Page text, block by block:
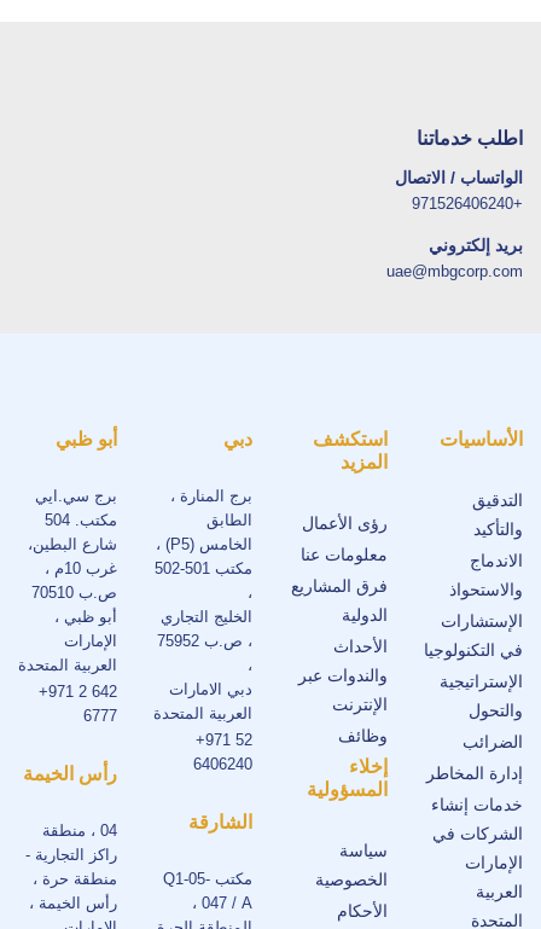
اطلب خدماتنا
الواتساب / الاتصال
+971526406240
بريد إلكتروني
uae@mbgcorp.com
الأساسيات
التدقيق
والتأكيد
الاندماج
والاستحواذ
الإستشارات
في التكنولوجيا
الإستراتيجية
والتحول
الضرائب
إدارة المخاطر
خدمات إنشاء
الشركات في
الإمارات
العربية
المتحدة
استكشف
المزيد
رؤى الأعمال
معلومات عنا
فرق المشاريع
الدولية
الأحداث
والندوات عبر
الإنترنت
وظائف
إخلاء
المسؤولية
سياسة
الخصوصية
الأحكام
دبي
برج المنارة ،
الطابق
الخامس (P5) ،
مكتب 501-502
،
الخليج التجاري
، ص.ب 75952
،
دبي الامارات
العربية المتحدة
+971 52
6406240
الشارقة
مكتب Q1-05-
047 / A ،
أبو ظبي
برج سي.ايي
مكتب. 504
شارع البطين،
غرب 10م ،
ص.ب 70510
أبو ظبي ،
الإمارات
العربية المتحدة
+971 2 642
6777
رأس الخيمة
04 ، منطقة
راكز التجارية -
منطقة حرة ،
رأس الخيمة ،